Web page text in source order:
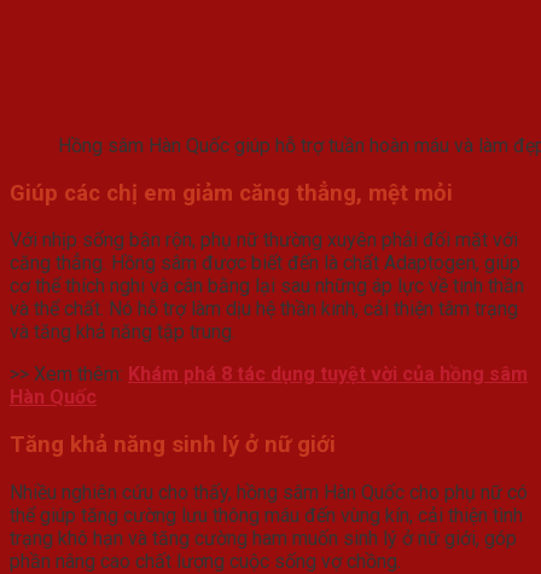
Hồng sâm Hàn Quốc giúp hỗ trợ tuần hoàn máu và làm
Giúp các chị em giảm căng thẳng, mệt mỏi
Với nhịp sống bận rộn, phụ nữ thường xuyên phải đối mặt với
căng thẳng. Hồng sâm được biết đến là chất Adaptogen, giúp
cơ thể thích nghi và cân bằng lại sau những áp lực về tinh thần
và thể chất. Nó hỗ trợ làm dịu hệ thần kinh, cải thiện tâm trạng
và tăng khả năng tập trung.
>> Xem thêm: Khám phá 8 tác dụng tuyệt vời của hồng sâm
Hàn Quốc
Tăng khả năng sinh lý ở nữ giới
Nhiều nghiên cứu cho thấy, hồng sâm Hàn Quốc cho phụ nữ có
thể giúp tăng cường lưu thông máu đến vùng kín, cải thiện tình
trạng khô hạn và tăng cường ham muốn sinh lý ở nữ giới, góp
phần nâng cao chất lượng cuộc sống vợ chồng.